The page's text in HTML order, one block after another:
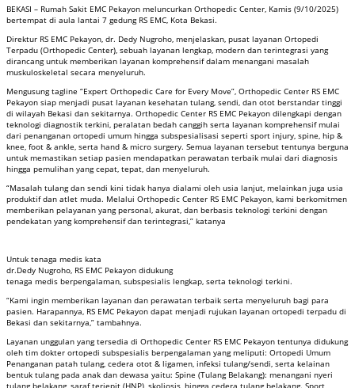
BEKASI – Rumah Sakit EMC Pekayon meluncurkan Orthopedic Center, Kamis (9/10/2025)
bertempat di aula lantai 7 gedung RS EMC, Kota Bekasi.
Direktur RS EMC Pekayon, dr. Dedy Nugroho, menjelaskan, pusat layanan Ortopedi
Terpadu (Orthopedic Center), sebuah layanan lengkap, modern dan terintegrasi yang
dirancang untuk memberikan layanan komprehensif dalam menangani masalah
muskuloskeletal secara menyeluruh.
Mengusung tagline “Expert Orthopedic Care for Every Move”, Orthopedic Center RS EMC
Pekayon siap menjadi pusat layanan kesehatan tulang, sendi, dan otot berstandar tinggi
di wilayah Bekasi dan sekitarnya. Orthopedic Center RS EMC Pekayon dilengkapi dengan
teknologi diagnostik terkini, peralatan bedah canggih serta layanan komprehensif mulai
dari penanganan ortopedi umum hingga subspesialisasi seperti sport injury, spine, hip &
knee, foot & ankle, serta hand & micro surgery. Semua layanan tersebut tentunya berguna
untuk memastikan setiap pasien mendapatkan perawatan terbaik mulai dari diagnosis
hingga pemulihan yang cepat, tepat, dan menyeluruh.
“Masalah tulang dan sendi kini tidak hanya dialami oleh usia lanjut, melainkan juga usia
produktif dan atlet muda. Melalui Orthopedic Center RS EMC Pekayon, kami berkomitmen
memberikan pelayanan yang personal, akurat, dan berbasis teknologi terkini dengan
pendekatan yang komprehensif dan terintegrasi,” katanya
Untuk tenaga medis kata
dr.Dedy Nugroho, RS EMC Pekayon didukung
tenaga medis berpengalaman, subspesialis lengkap, serta teknologi terkini.
“Kami ingin memberikan layanan dan perawatan terbaik serta menyeluruh bagi para
pasien. Harapannya, RS EMC Pekayon dapat menjadi rujukan layanan ortopedi terpadu di
Bekasi dan sekitarnya,” tambahnya.
Layanan unggulan yang tersedia di Orthopedic Center RS EMC Pekayon tentunya didukung
oleh tim dokter ortopedi subspesialis berpengalaman yang meliputi: Ortopedi Umum
Penanganan patah tulang, cedera otot & ligamen, infeksi tulang/sendi, serta kelainan
bentuk tulang pada anak dan dewasa yaitu: Spine (Tulang Belakang): menangani nyeri
tulang belakang, saraf terjepit (HNP), skoliosis, hingga cedera tulang belakang. Sport